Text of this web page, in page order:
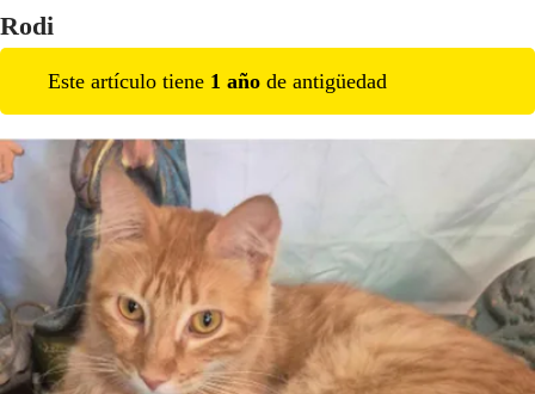
Rodi
Este artículo tiene 1 año de antigüedad